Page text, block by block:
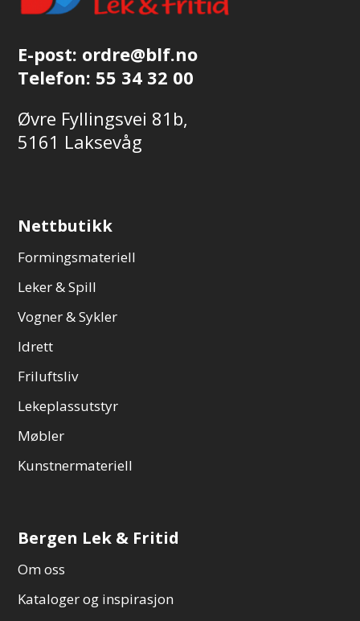
E-post: ordre@blf.no
Telefon: 55 34 32 00
Øvre Fyllingsvei 81b,
5161 Laksevåg
Nettbutikk
Formingsmateriell
Leker & Spill
Vogner & Sykler
Idrett
Friluftsliv
Lekeplassutstyr
Møbler
Kunstnermateriell
Bergen Lek & Fritid
Om oss
Kataloger og inspirasjon